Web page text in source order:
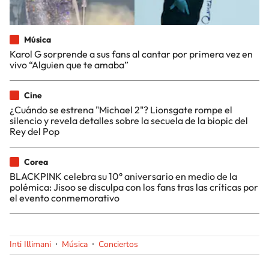
Música
Karol G sorprende a sus fans al cantar por primera vez en
vivo “Alguien que te amaba”
Cine
¿Cuándo se estrena "Michael 2"? Lionsgate rompe el
silencio y revela detalles sobre la secuela de la biopic del
Rey del Pop
Corea
BLACKPINK celebra su 10° aniversario en medio de la
polémica: Jisoo se disculpa con los fans tras las críticas por
el evento conmemorativo
Inti Illimani Música Conciertos